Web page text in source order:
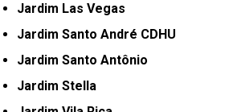
Jardim Las Vegas
Jardim Santo André CDHU
Jardim Santo Antônio
Jardim Stella